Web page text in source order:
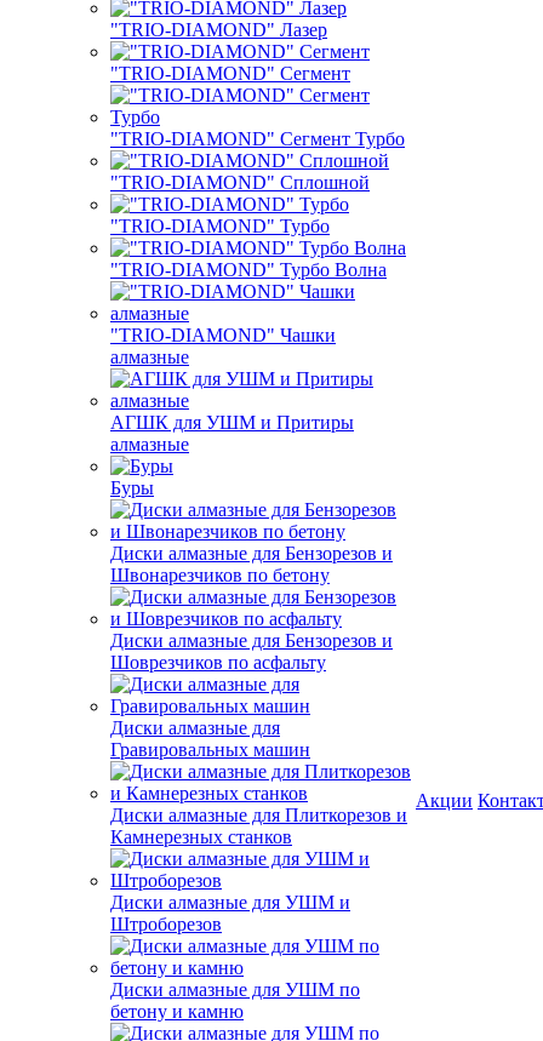
"TRIO-DIAMOND" Лазер
"TRIO-DIAMOND" Сегмент
"TRIO-DIAMOND" Сегмент Турбо
"TRIO-DIAMOND" Сплошной
"TRIO-DIAMOND" Турбо
"TRIO-DIAMOND" Турбо Волна
"TRIO-DIAMOND" Чашки
алмазные
АГШК для УШМ и Притиры
алмазные
Буры
Диски алмазные для Бензорезов и
Швонарезчиков по бетону
Диски алмазные для Бензорезов и
Шоврезчиков по асфальту
Диски алмазные для
Гравировальных машин
Диски алмазные для Плиткорезов и
Камнерезных станков
Диски алмазные для УШМ и
Штроборезов
Диски алмазные для УШМ по
бетону и камню
Акции